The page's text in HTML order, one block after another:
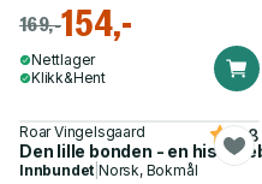
169,-154,-
Nettlager
Klikk&Hent
Roar Vingelsgaard
Den lille bonden - en
4.8
Innbundet |Norsk, Bokmål